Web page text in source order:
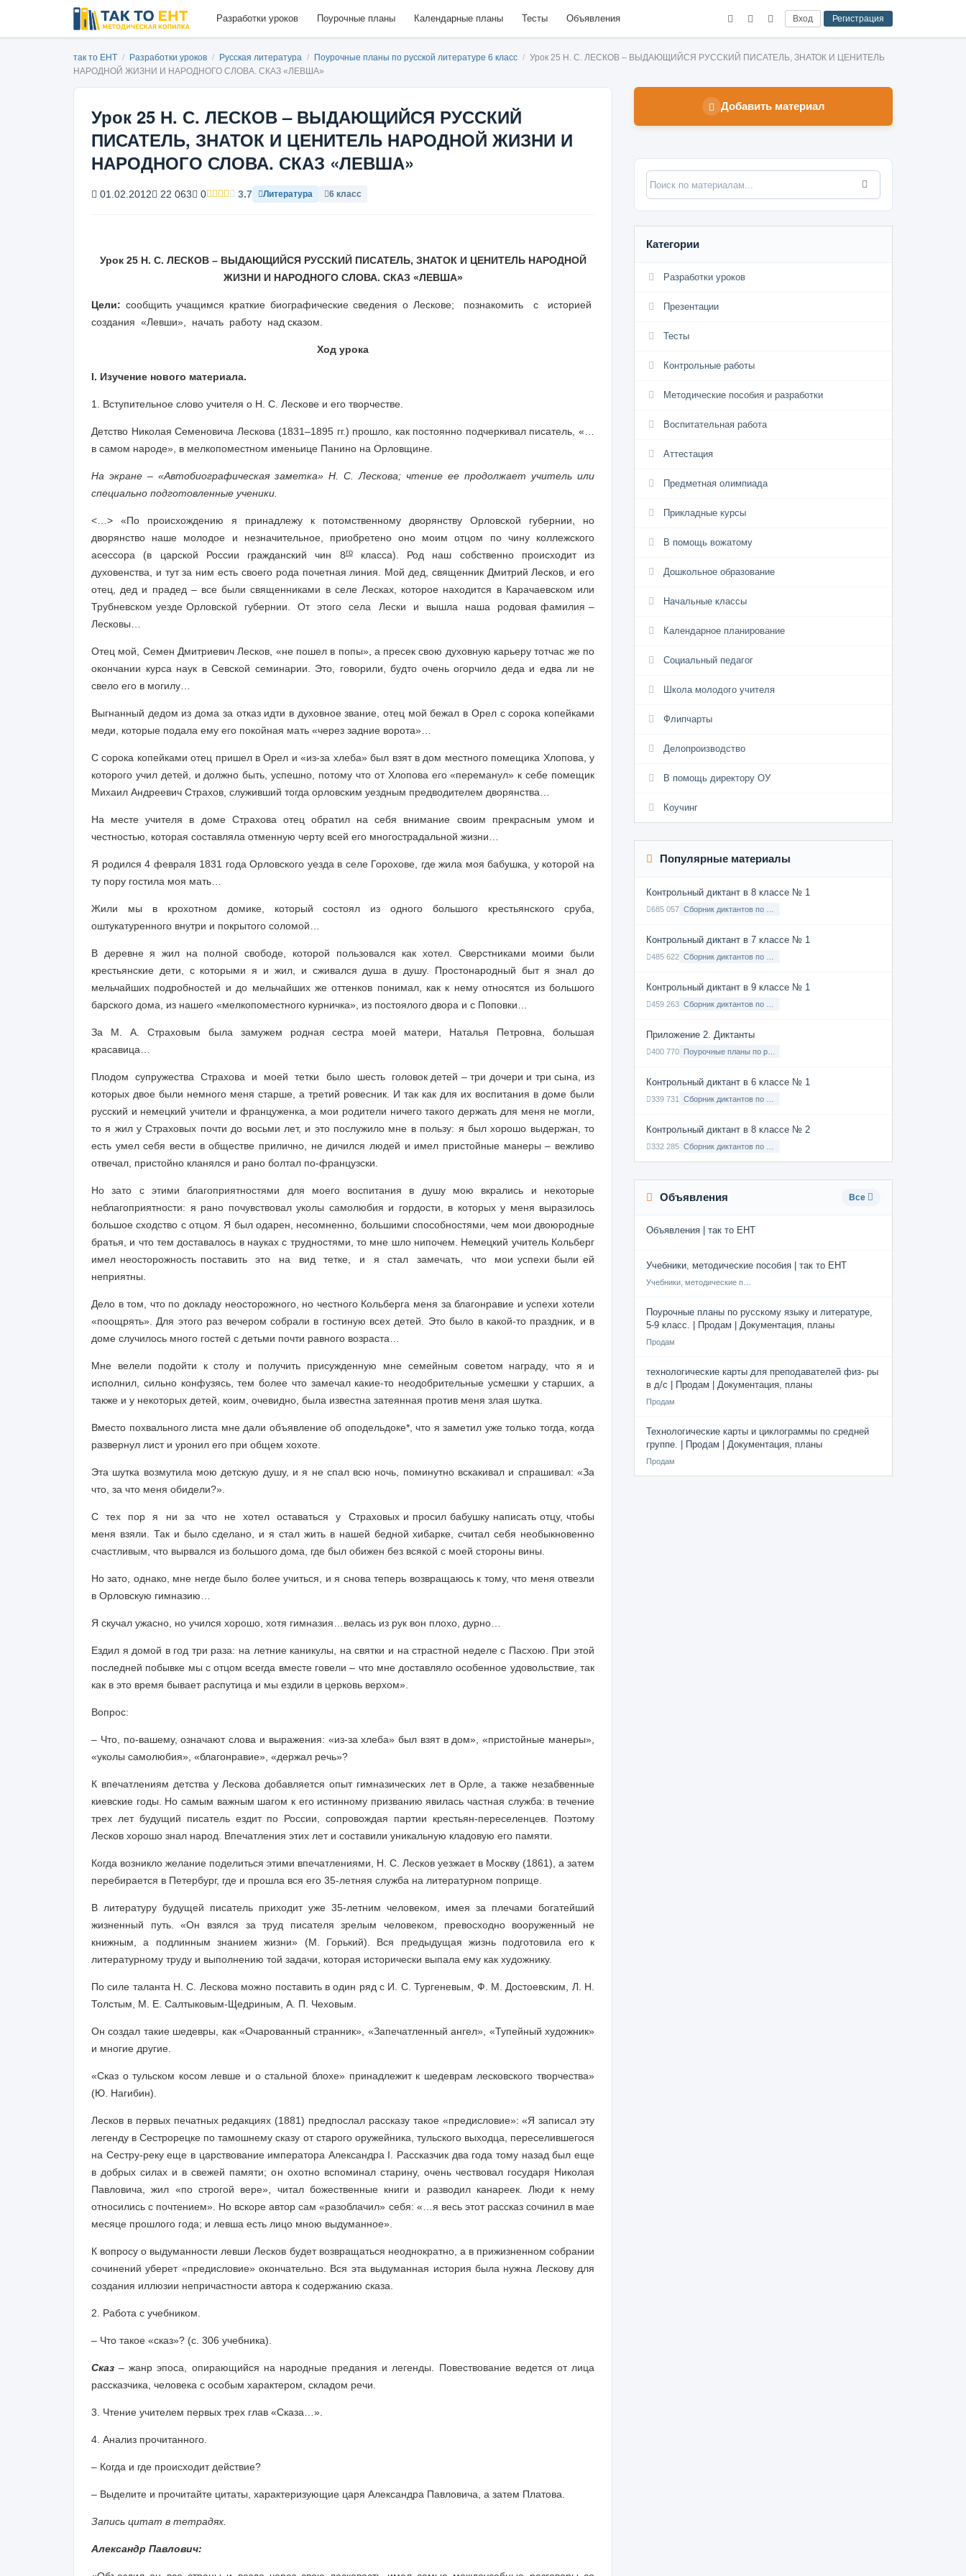
Разработки уроков Поурочные планы Календарные планы Тесты Объявления Вход Регистрация
так то ЕНТ / Разработки уроков / Русская литература / Поурочные планы по русской литературе 6 класс / Урок 25 Н. С. ЛЕСКОВ – ВЫДАЮЩИЙСЯ РУССКИЙ ПИСАТЕЛЬ, ЗНАТОК И ЦЕНИТЕЛЬ
НАРОДНОЙ ЖИЗНИ И НАРОДНОГО СЛОВА. СКАЗ «ЛЕВША»
Урок 25 Н. С. ЛЕСКОВ – ВЫДАЮЩИЙСЯ РУССКИЙ
ПИСАТЕЛЬ, ЗНАТОК И ЦЕНИТЕЛЬ НАРОДНОЙ ЖИЗНИ И
НАРОДНОГО СЛОВА. СКАЗ «ЛЕВША»
01.02.2012 22 063 0 3.7 Литература 6 класс
Урок25 Н. С. ЛЕСКОВ – ВЫДАЮЩИЙСЯ РУССКИЙ ПИСАТЕЛЬ, ЗНАТОК И ЦЕНИТЕЛЬ НАРОДНОЙ
ЖИЗНИ И НАРОДНОГО СЛОВА. СКАЗ «ЛЕВША»
Цели: сообщить учащимся краткие биографические сведения о Лескове; познакомить с историей
создания «Левши», начать работу над сказом.
Ход урока
I. Изучение нового материала.
1. Вступительное слово учителя о Н. С. Лескове и его творчестве.
Детство Николая Семеновича Лескова (1831–1895 гг.) прошло, как постоянно подчеркивал писатель, «…
в самом народе», в мелкопоместном именьице Панино на Орловщине.
На экране – «Автобиографическая заметка» Н. С. Лескова; чтение ее продолжает учитель или
специально подготовленные ученики.
<…> «По происхождению я принадлежу к потомственному дворянству Орловской губернии, но
дворянство наше молодое и незначительное, приобретено оно моим отцом по чину коллежского
асессора (в царской России гражданский чин 8гокласса). Род наш собственно происходит из
духовенства, и тут за ним есть своего рода почетная линия. Мой дед, священник Дмитрий Лесков, и его
отец, дед и прадед – все были священниками в селе Лесках, которое находится в Карачаевском или
Трубневском уезде Орловской губернии. От этого села Лески и вышла наша родовая фамилия –
Лесковы…
Отец мой, Семен Дмитриевич Лесков, «не пошел в попы», а пресек свою духовную карьеру тотчас же по
окончании курса наук в Севской семинарии. Это, говорили, будто очень огорчило деда и едва ли не
свело его в могилу…
Выгнанный дедом из дома за отказ идти в духовное звание, отец мой бежал в Орел с сорока копейками
меди, которые подала ему его покойная мать «через задние ворота»…
С сорока копейками отец пришел в Орел и «из-за хлеба» был взят в дом местного помещика Хлопова, у
которого учил детей, и должно быть, успешно, потому что от Хлопова его «переманул» к себе помещик
Михаил Андреевич Страхов, служивший тогда орловским уездным предводителем дворянства…
На месте учителя в доме Страхова отец обратил на себя внимание своим прекрасным умом и
честностью, которая составляла отменную черту всей его многострадальной жизни…
Я родился 4 февраля 1831 года Орловского уезда в селе Горохове, где жила моя бабушка, у которой на
ту пору гостила моя мать…
Жили мы в крохотном домике, который состоял из одного большого крестьянского сруба,
оштукатуренного внутри и покрытого соломой…
В деревне я жил на полной свободе, которой пользовался как хотел. Сверстниками моими были
крестьянские дети, с которыми я и жил, и сживался душа в душу. Простонародный быт я знал до
мельчайших подробностей и до мельчайших же оттенков понимал, как к нему относятся из большого
барского дома, из нашего «мелкопоместного курничка», из постоялого двора и с Поповки…
За М. А. Страховым была замужем родная сестра моей матери, Наталья Петровна, большая
красавица…
Плодом супружества Страхова и моей тетки было шесть головок детей – три дочери и три сына, из
которых двое были немного меня старше, а третий ровесник. И так как для их воспитания в доме были
русский и немецкий учители и француженка, а мои родители ничего такого держать для меня не могли,
то я жил у Страховых почти до восьми лет, и это послужило мне в пользу: я был хорошо выдержан, то
есть умел себя вести в обществе прилично, не дичился людей и имел пристойные манеры – вежливо
отвечал, пристойно кланялся и рано болтал по-французски.
Но зато с этими благоприятностями для моего воспитания в душу мою вкрались и некоторые
неблагоприятности: я рано почувствовал уколы самолюбия и гордости, в которых у меня выразилось
большое сходство с отцом. Я был одарен, несомненно, большими способностями, чем мои двоюродные
братья, и что тем доставалось в науках с трудностями, то мне шло нипочем. Немецкий учитель Кольберг
имел неосторожность поставить это на вид тетке, и я стал замечать, что мои успехи были ей
неприятны.
Дело в том, что по докладу неосторожного, но честного Кольберга меня за благонравие и успехи хотели
«поощрять». Для этого раз вечером собрали в гостиную всех детей. Это было в какой-то праздник, и в
доме случилось много гостей с детьми почти равного возраста…
Мне велели подойти к столу и получить присужденную мне семейным советом награду, что я и
исполнил, сильно конфузясь, тем более что замечал какие-то неодобрительные усмешки у старших, а
также и у некоторых детей, коим, очевидно, была известна затеянная против меня злая шутка.
Вместо похвального листа мне дали объявление об оподельдоке*, что я заметил уже только тогда, когда
развернул лист и уронил его при общем хохоте.
Эта шутка возмутила мою детскую душу, и я не спал всю ночь, поминутно вскакивал и спрашивал: «За
что, за что меня обидели?».
С тех пор я ни за что не хотел оставаться у Страховых и просил бабушку написать отцу, чтобы
меня взяли. Так и было сделано, и я стал жить в нашей бедной хибарке, считал себя необыкновенно
счастливым, что вырвался из большого дома, где был обижен без всякой с моей стороны вины.
Но зато, однако, мне негде было более учиться, и я снова теперь возвращаюсь к тому, что меня отвезли
в Орловскую гимназию…
Я скучал ужасно, но учился хорошо, хотя гимназия…велась из рук вон плохо, дурно…
Ездил я домой в год три раза: на летние каникулы, на святки и на страстной неделе с Пасхою. При этой
последней побывке мы с отцом всегда вместе говели – что мне доставляло особенное удовольствие, так
как в это время бывает распутица и мы ездили в церковь верхом».
Вопрос:
– Что, по-вашему, означают слова и выражения: «из-за хлеба» был взят в дом», «пристойные манеры»,
«уколы самолюбия», «благонравие», «держал речь»?
К впечатлениям детства у Лескова добавляется опыт гимназических лет в Орле, а также незабвенные
киевские годы. Но самым важным шагом к его истинному призванию явилась частная служба: в течение
трех лет будущий писатель ездит по России, сопровождая партии крестьян-переселенцев. Поэтому
Лесков хорошо знал народ. Впечатления этих лет и составили уникальную кладовую его памяти.
Когда возникло желание поделиться этими впечатлениями, Н. С. Лесков уезжает в Москву (1861), а затем
перебирается в Петербург, где и прошла вся его 35-летняя служба на литературном поприще.
В литературу будущей писатель приходит уже 35-летним человеком, имея за плечами богатейший
жизненный путь. «Он взялся за труд писателя зрелым человеком, превосходно вооруженный не
книжным, а подлинным знанием жизни» (М. Горький). Вся предыдущая жизнь подготовила его к
литературному труду и выполнению той задачи, которая исторически выпала ему как художнику.
По силе таланта Н. С. Лескова можно поставить в один ряд с И. С. Тургеневым, Ф. М. Достоевским, Л. Н.
Толстым, М. Е. Салтыковым-Щедриным, А. П. Чеховым.
Он создал такие шедевры, как «Очарованный странник», «Запечатленный ангел», «Тупейный художник»
и многие другие.
«Сказ о тульском косом левше и о стальной блохе» принадлежит к шедеврам лесковского творчества»
(Ю. Нагибин).
Лесков в первых печатных редакциях (1881) предпослал рассказу такое «предисловие»: «Я записал эту
легенду в Сестрорецке по тамошнему сказу от старого оружейника, тульского выходца, переселившегося
на Сестру-реку еще в царствование императора Александра I. Рассказчик два года тому назад был еще
в добрых силах и в свежей памяти; он охотно вспоминал старину, очень чествовал государя Николая
Павловича, жил «по строгой вере», читал божественные книги и разводил канареек. Люди к нему
относились с почтением». Но вскоре автор сам «разоблачил» себя: «…я весь этот рассказ сочинил в мае
месяце прошлого года; и левша есть лицо мною выдуманное».
К вопросу о выдуманности левши Лесков будет возвращаться неоднократно, а в прижизненном собрании
сочинений уберет «предисловие» окончательно. Вся эта выдуманная история была нужна Лескову для
создания иллюзии непричастности автора к содержанию сказа.
2. Работа с учебником.
– Что такое «сказ»? (с. 306 учебника).
Сказ – жанр эпоса, опирающийся на народные предания и легенды. Повествование ведется от лица
рассказчика, человека с особым характером, складом речи.
3. Чтение учителем первых трех глав «Сказа…».
4. Анализ прочитанного.
– Когда и где происходит действие?
– Выделите и прочитайте цитаты, характеризующие царя Александра Павловича, а затем Платова.
Запись цитат в тетрадях.
Александр Павлович:
Добавить материал
Категории
Разработки уроков
Презентации
Тесты
Контрольные работы
Методические пособия и разработки
Воспитательная работа
Аттестация
Предметная олимпиада
Прикладные курсы
В помощь вожатому
Дошкольное образование
Начальные классы
Календарное планирование
Социальный педагог
Школа молодого учителя
Флипчарты
Делопроизводство
В помощь директору ОУ
Коучинг
Популярные материалы
Контрольный диктант в 8 классе № 1
685 057
Контрольный диктант в 7 классе № 1
485 622
Контрольный диктант в 9 классе № 1
459 263
Приложение 2. Диктанты
400 770
Контрольный диктант в 6 классе № 1
339 731
Контрольный диктант в 8 классе № 2
332 285
Объявления Все
Объявления | так то ЕНТ
Учебники, методические пособия | так то ЕНТ
Поурочные планы по русскому языку и литературе,
5-9 класс. | Продам | Документация, планы
Продам
технологические карты для преподавателей физ- ры
в д/с | Продам | Документация, планы
Продам
Технологические карты и циклограммы по средней
группе. | Продам | Документация, планы
Продам